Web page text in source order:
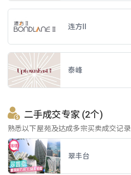
连方II
泰峰
二手成交专家 (2个)
熟悉以下屋苑及达成多宗买卖成交记录
翠丰台